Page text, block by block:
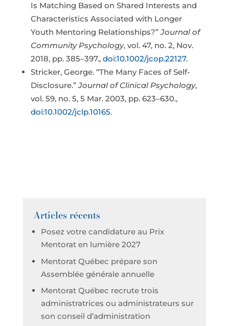
Is Matching Based on Shared Interests and
Characteristics Associated with Longer
Youth Mentoring Relationships?”Journal of
Community Psychology, vol. 47, no. 2, Nov.
2018, pp. 385–397., doi:10.1002/jcop.22127.
Stricker, George. “The Many Faces of Self-
Disclosure.”Journal of Clinical Psychology,
vol. 59, no. 5, 5 Mar. 2003, pp. 623–630.,
doi:10.1002/jclp.10165.
Articles récents
Posez votre candidature au Prix
Mentorat en lumière 2027
Mentorat Québec prépare son
Assemblée générale annuelle
Mentorat Québec recrute trois
administratrices ou administrateurs sur
son conseil d’administration